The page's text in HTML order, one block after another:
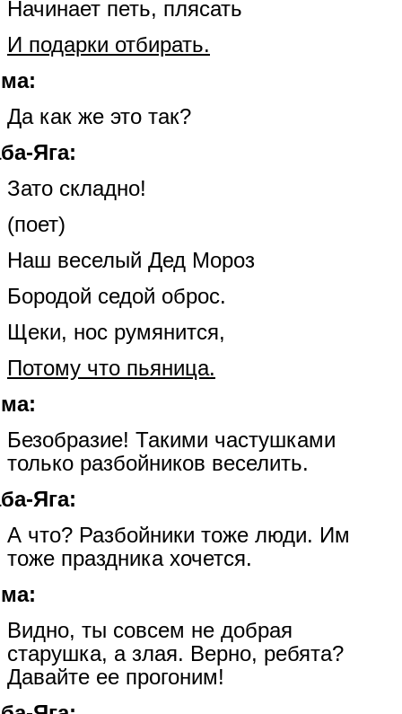
Начинает петь, плясать
И подарки отбирать.
Да как же это так?
Яга:
Зато складно!
(поет)
Наш веселый Дед Мороз
Бородой седой оброс.
Щеки, нос румянится,
Потому что пьяница.
Безобразие! Такими частушками
только разбойников веселить.
Яга:
А что? Разбойники тоже люди. Им
тоже праздника хочется.
Видно, ты совсем не добрая
старушка, а злая. Верно, ребята?
Давайте ее прогоним!